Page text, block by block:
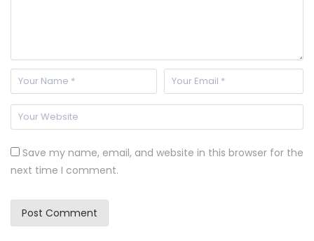
Save my name, email, and website in this browser for the
next time I comment.